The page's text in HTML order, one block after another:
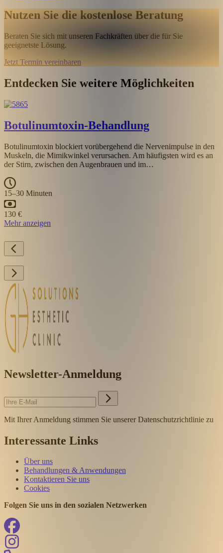
Nutzen Sie die kostenlose Beratung
Beraten Sie sich mit unseren Fachkräften über die für Sie
geeignetste Lösung.
Jetzt Termin vereinbaren
Entdecken Sie weitere Möglichkeiten
Botulinumtoxin-Behandlung
Botulinumtoxin blockiert vorübergehend die Nervenimpulse in den
Muskeln, die Mimikwinkel verursachen. Am häufigsten wird es an
der Stirn, zwischen den Augenbrauen und im…
15–30 Minuten
130 €
Mehr anzeigen
Newsletter-Anmeldung
Mit Ihrer Anmeldung stimmen Sie unserer Datenschutzrichtlinie zu
Interessante Links
Über uns
Behandlungen & Anwendungen
Kontaktieren Sie uns
Cookies
Folgen Sie uns in den sozialen Netzwerken